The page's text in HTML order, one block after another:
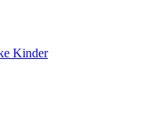
Kinder